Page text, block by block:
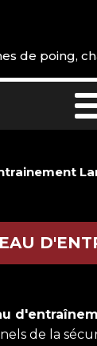
de poing,
de la